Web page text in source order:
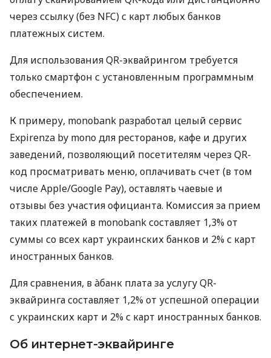
через ссылку (без NFC) с карт любых банков
платежных систем.
Для использования QR-эквайрингом требуется
только смартфон с установленным программным
обеспечением.
К примеру, monobank разработал целый сервис
Expirenza by mono для ресторанов, кафе и других
заведений, позволяющий посетителям через QR-
код просматривать меню, оплачивать счет (в том
числе Apple/Google Pay), оставлять чаевые и
отзывы без участия официанта. Комиссия за прием
таких платежей в monobank составляет 1,3% от
суммы со всех карт украинских банков и 2% с карт
иностранных банков.
Для сравнения, в àбанк плата за услугу QR-
эквайринга составляет 1,2% от успешной операции
с украинских карт и 2% с карт иностранных банков.
Об интернет-эквайринге